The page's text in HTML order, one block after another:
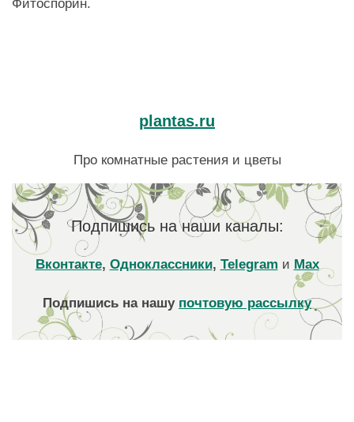
plantas.ru
Про комнатные растения и цветы
Подпишись на наши каналы:
Вконтакте, Одноклассники, Telegram и Max
Подпишись на нашу почтовую рассылку